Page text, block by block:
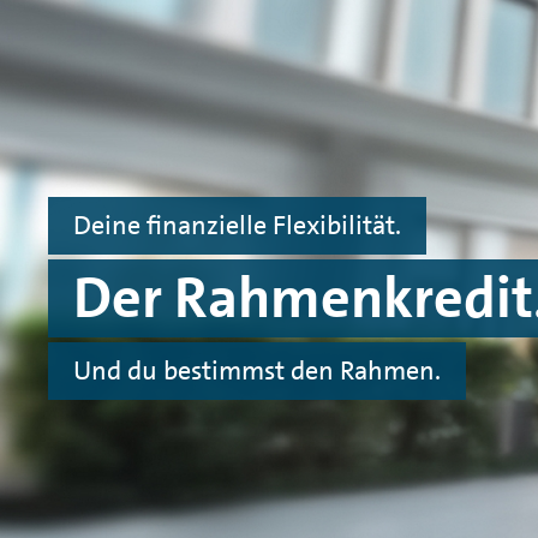
Spinge zu Hauptinhalten
Springe zu Footer
Deine finanzielle Flexibilität.
Der
Und du bestimmst den Rahmen.